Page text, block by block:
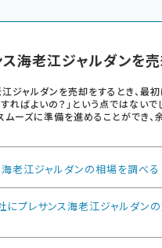
海老江ジャルダンを
ジャルダンを売却をするとき、最
ればよいの？」という点ではないで
ムーズに準備を進めることができ
海老江ジャルダンの相場を調べる
にプレサンス海老江ジャルダン